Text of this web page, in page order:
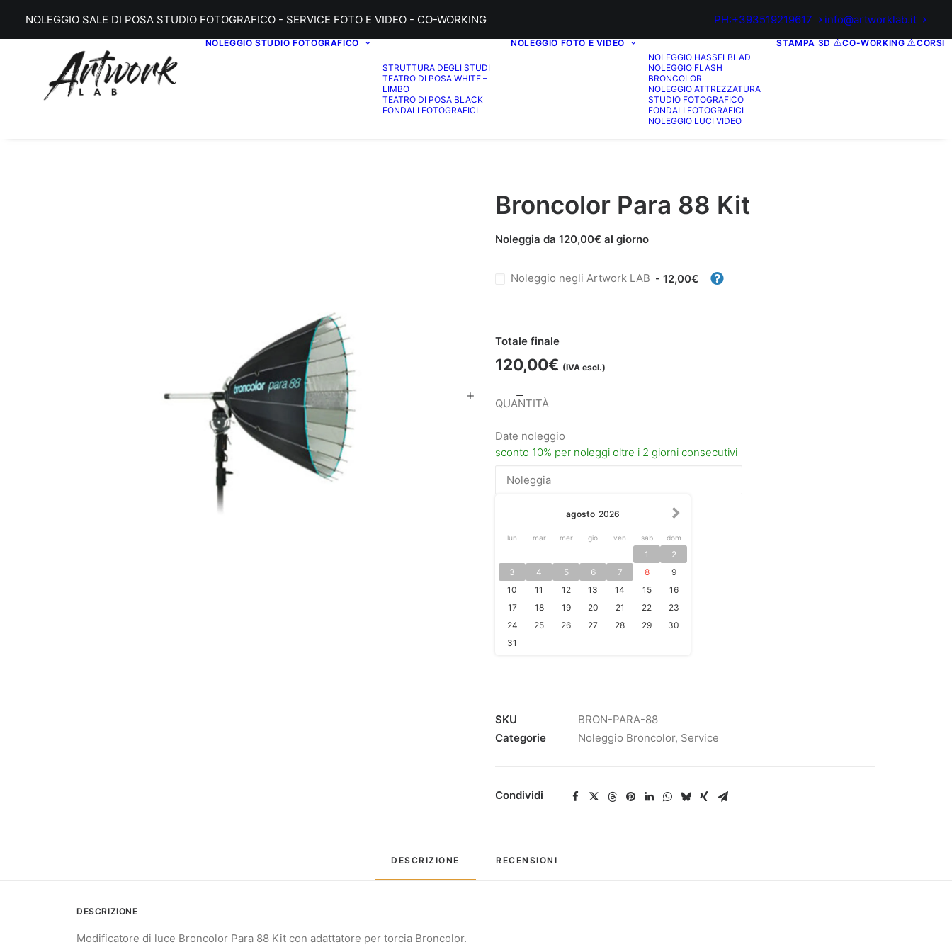
NOLEGGIO SALE DI POSA STUDIO FOTOGRAFICO - SERVICE FOTO E VIDEO - CO-WORKING PH:+393519219617 info@artworklab.it
NOLEGGIO STUDIO FOTOGRAFICO
STRUTTURA DEGLI STUDI
TEATRO DI POSA WHITE –
LIMBO
TEATRO DI POSA BLACK
FONDALI FOTOGRAFICI
NOLEGGIO FOTO E VIDEO
NOLEGGIO HASSELBLAD
NOLEGGIO FLASH
BRONCOLOR
NOLEGGIO ATTREZZATURA
STUDIO FOTOGRAFICO
FONDALI FOTOGRAFICI
NOLEGGIO LUCI VIDEO
STAMPA 3D CO-WORKING CORSI
Broncolor Para 88 Kit
Noleggia da 120,00€ al giorno
Noleggio negli Artwork LAB - 12,00€
Totale finale
120,00€ (IVA escl.)
Broncolor
88
Kit
quantità
Date noleggio
agosto 2026
lun mar mer gio ven sab dom
1
2
3
4 5 6 7 8
9
10
11 12 13 14 15
16
17
18 19 20 21 22
23
24
25 26 27 28 29
30
31
SKU
BRON-PARA-88
Categorie
Noleggio Broncolor, Service
Condividi
DESCRIZIONE RECENSIONI
DESCRIZIONE
Modificatore di luce Broncolor Para 88 Kit con adattatore per torcia Broncolor.